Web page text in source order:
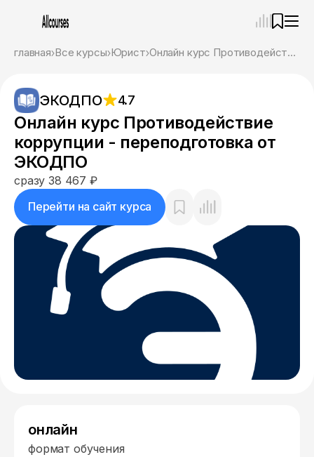
главная Все курсы Юрист Онлайн курс Противодействие коррупции - переподготовка от ЭКОДПО
ЭКОДПО 4.7
Онлайн курс Противодействие
коррупции - переподготовка от
ЭКОДПО
сразу 38 467 ₽
Перейти на сайт курса
онлайн
формат обучения
Привет! Я Ваш карьерный навигатор. Подберу
курсы, которые соответствует именно вашим
целям.
Пожалуйста, ответьте на несколько вопросов,
чтобы начать.
Приступим?